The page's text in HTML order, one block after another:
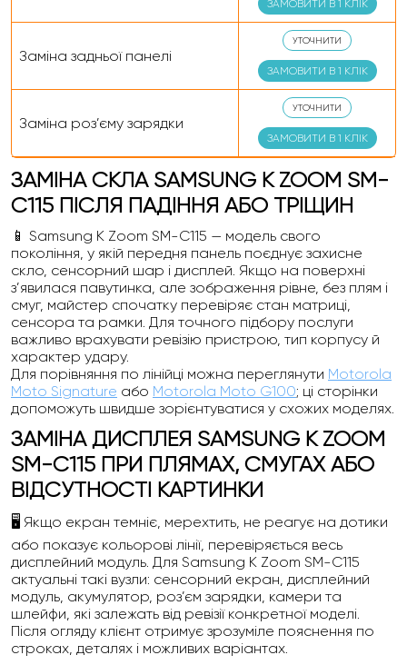
ЗАМОВИТИ В 1 КЛІК
Заміна задньої панелі
УТОЧНИТИ
ЗАМОВИТИ В 1 КЛІК
Заміна роз’єму зарядки
УТОЧНИТИ
ЗАМОВИТИ В 1 КЛІК
ЗАМІНА СКЛА SAMSUNG K ZOOM SM-
C115 ПІСЛЯ ПАДІННЯ АБО ТРІЩИН
📱 Samsung K Zoom SM-C115 — модель свого
покоління, у якій передня панель поєднує захисне
скло, сенсорний шар і дисплей. Якщо на поверхні
з’явилася павутинка, але зображення рівне, без плям і
смуг, майстер спочатку перевіряє стан матриці,
сенсора та рамки. Для точного підбору послуги
важливо врахувати ревізію пристрою, тип корпусу й
характер удару.
Для порівняння по лінійці можна переглянути Motorola
Moto Signature або Motorola Moto G100; ці сторінки
допоможуть швидше зорієнтуватися у схожих моделях.
ЗАМІНА ДИСПЛЕЯ SAMSUNG K ZOOM
SM-C115 ПРИ ПЛЯМАХ, СМУГАХ АБО
ВІДСУТНОСТІ КАРТИНКИ
🖥️ Якщо екран темніє, мерехтить, не реагує на дотики
або показує кольорові лінії, перевіряється весь
дисплейний модуль. Для Samsung K Zoom SM-C115
актуальні такі вузли: сенсорний екран, дисплейний
модуль, акумулятор, роз’єм зарядки, камери та
шлейфи, які залежать від ревізії конкретної моделі.
Після огляду клієнт отримує зрозуміле пояснення по
строках, деталях і можливих варіантах.